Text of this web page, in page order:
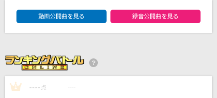
キルマー
大塚 愛
Jupiter
DAM★ともボーカルエントリーランキング
動画公開曲を見る
録音公開曲を見る
1 ---- 点 ----